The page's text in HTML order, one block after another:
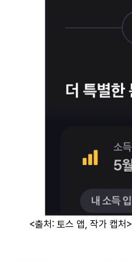
<출처: 토스 앱, 작가 캡처>